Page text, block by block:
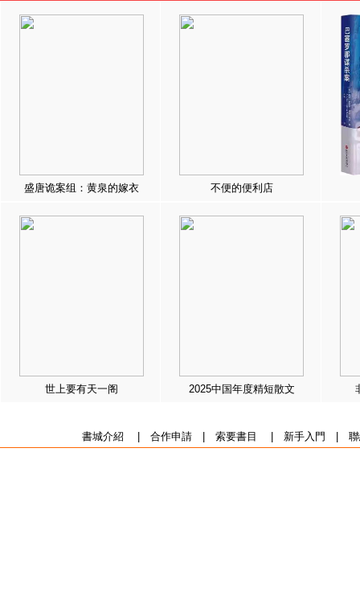
盛唐诡案组：黄泉的嫁衣 不便的便利店
世上要有天一阁 2025中国年度精短散文
書城介紹 合作申請| 索要書目 新手入門